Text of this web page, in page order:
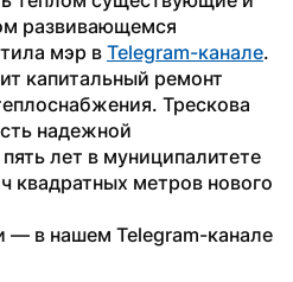
развивающемся
мэр в Telegram-канале.
капитальный ремонт
Трескова
надежной
квадратных метров нового